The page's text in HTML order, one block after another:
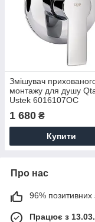
Змішувач
монтажу для душу
Ustek 6016107OC
1 680 ₴
Купити
Про нас
96% позитивних
Працює з